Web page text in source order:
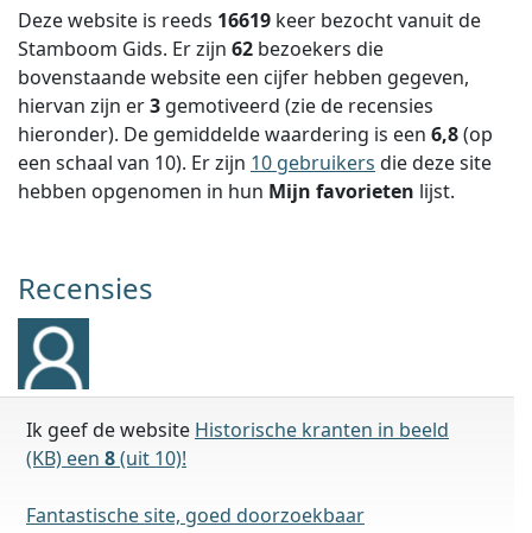
Deze website is reeds 16619 keer bezocht vanuit de
Stamboom Gids. Er zijn 62 bezoekers die
bovenstaande website een cijfer hebben gegeven,
hiervan zijn er3 gemotiveerd (zie de recensies
hieronder). De gemiddelde waardering is een 6,8(op
een schaal van 10). Er zijn 10 gebruikers die deze site
hebben opgenomen in hun Mijn favorieten lijst.
Recensies
Ik geef de website Historische kranten in beeld
(KB) een 8(uit 10)!
Fantastische site, goed doorzoekbaar